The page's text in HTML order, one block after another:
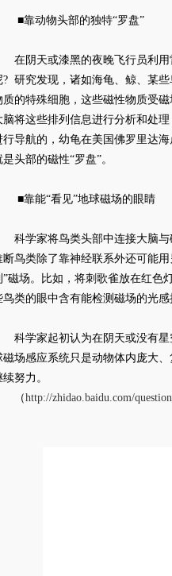
■靠动物头部的独特“罗盘”
在阴天或漆黑的夜晚飞行员利
? 研究发现，诸如海龟、鲸、某
质的特殊细胞，这些磁性物质受
脑将这些排列信息进行分析和处
行导航的，幼龟在美国佛罗里达
是头部的磁性“罗盘”。
■靠能“看见”地球磁场的眼睛
科学家将鸟类头部中连接大脑
断鸟类除了靠神经联系外还可能
”磁场。比如，将刺歌雀放在红色
鸟类的眼中含有能检测磁场的光
科学家起初认为在阴天或没有
磁场感应系统只是动物体内庞大
续努力。
（http://zhidao.baidu.com/